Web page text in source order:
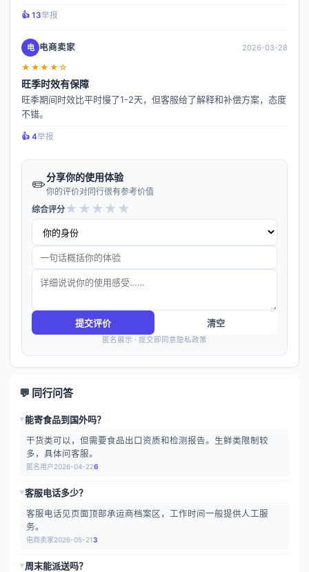
👍️ 13举报
电 电商卖家 2026-03-28
★★★★☆
旺季时效有保障
旺季期间时效比平时慢了1-2天，但客服给了解释和补偿方案，态度
不错。
👍️ 4举报
✏️分享你的使用体验
你的评价对同行很有参考价值
综合评分★ ★ ★ ★ ★
提交评价 清空
匿名展示 · 提交即同意隐私政策
💬 同行问答
▶能寄食品到国外吗？
干货类可以，但需要食品出口资质和检测报告。生鲜类限制较
多，具体问客服。
匿名用户2026-04-226
▶客服电话多少？
客服电话见页面顶部承运商档案区，工作时间一般提供人工服
务。
电商卖家2026-05-213
▶ 周末能派送吗？